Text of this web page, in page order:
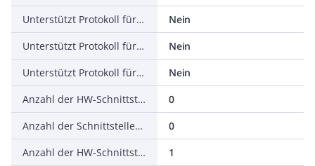
Unterstützt Protokoll für PROFIsafe
Nein
Unterstützt Protokoll für SafetyBUS p
Nein
Unterstützt Protokoll für sonstige Bussysteme
Nein
Anzahl der HW-Schnittstellen Industrial Ethernet
0
Anzahl der Schnittstellen PROFINET
0
Anzahl der HW-Schnittstellen seriell RS-232
1